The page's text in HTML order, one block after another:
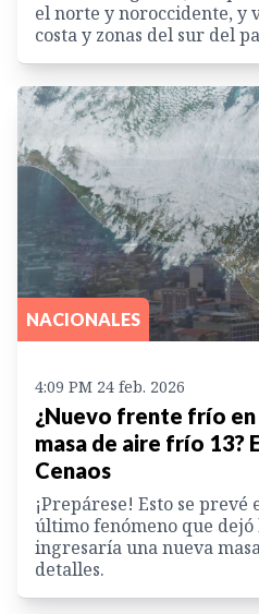
el norte y noroccidente, y
costa y zonas del sur del
NACIONALES
4:09 PM 24 feb. 2026
¿Nuevo frente frío
masa de aire frío 13?
Cenaos
¡Prepárese! Esto se
último fenómeno que dejó
ingresaría una nueva
detalles.